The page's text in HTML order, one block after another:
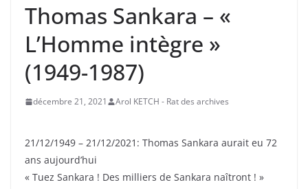
Thomas Sankara – «
L’Homme intègre »
(1949-1987)
décembre 21, 2021 Arol KETCH - Rat des archives
21/12/1949 – 21/12/2021: Thomas Sankara aurait eu 72
ans aujourd’hui
« Tuez Sankara ! Des milliers de Sankara naîtront ! »